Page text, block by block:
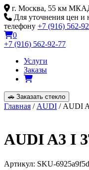
Skip
to
content
г. Москва, 55 км
Для уточнения цен и
телефону +7 (916) 562-
0
+7 (916) 562-92-77
Услуги
Заказы
🚗 Заказать стекло
Главная / AUDI / AUDI
AUDI A3 I
Артикул: SKU-